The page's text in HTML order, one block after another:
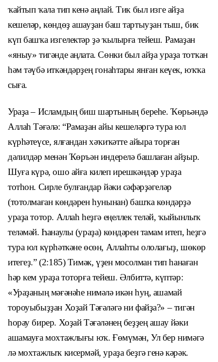
ҡайтып ҡала тип кенә аңлай. Тик был изге айҙа
кешеләр, көндөҙ ашауҙан баш тартыуҙан тыш, бик
күп башҡа изгелектәр ҙә ҡылырға тейеш. Рамаҙан
«яныу» тигәнде аңлата. Сөнки был айҙа ураҙа тотҡан
һәм тәүбә иткәндәрҙең гонаһтары янған кеүек, юҡҡа
сыға.
Ураҙа – Исламдың биш шартының береһе. Ҡөрьәндә
Аллаһ Тәғәлә: “Рамаҙан айы кешелəргə тура юл
күрһəтеүсе, ялғандан хəҡиҡəтте айыра торған
дəлилдəр менəн Ҡөръəн индерелə башлаған айҙыр.
Шуға күрə, ошо айға килеп ирешкəндəр ураҙа
тотһон. Сирле булғандар йəки сəфəрҙəгелəр
(тотолмаған көндəрен һунынан) башҡа көндəрҙə
ураҙа тотор. Аллаһ һеҙгə еңеллек телəй, ҡыйынлыҡ
телəмəй. Һанаулы (ураҙа) көндəрен тамам итеп, һеҙгə
тура юл күрһəткəне өсөн, Аллаһты ололағыҙ, шөкөр
итегеҙ.” (2:185) Тимәк, үҙен мосолман тип һанаған
һәр кем ураҙа тоторға тейеш. Әлбиттә, күптәр:
«Ураҙаның мәғәнәһе нимәлә икән һуң, ашамай
тороуыбыҙҙан Хоҙай Тәғәләгә ни файҙа?» – тигән
һорау бирер. Хоҙай Тәғәләнең беҙҙең ашау йәки
ашамауға мохтажлығы юҡ. Ғөмүмән, Ул бер нимәгә
лә мохтажлыҡ кисермәй, ураҙа беҙгә генә кәрәк.